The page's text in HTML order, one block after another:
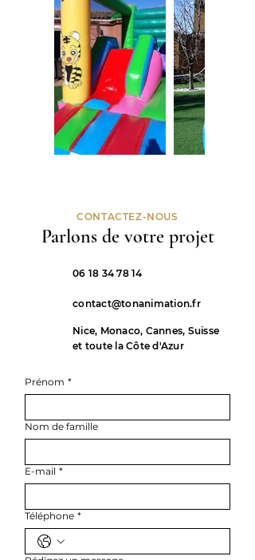
CONTACTEZ-NOUS
Parlons de votre projet
06 18 34 78 14
contact@tonanimation.fr
Nice, Monaco, Cannes, Suisse
et toute la Côte d'Azur
Prénom *
Nom de famille
E-mail *
Téléphone *